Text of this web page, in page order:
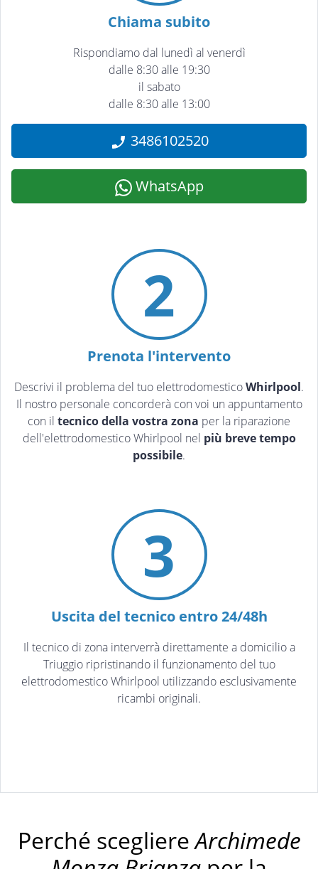
Chiama subito
Rispondiamo dal lunedì al venerdì
dalle 8:30 alle 19:30
il sabato
dalle 8:30 alle 13:00
3486102520
WhatsApp
2
Prenota l'intervento
Descrivi il problema del tuo elettrodomesticoWhirlpool.
Il nostro personale concorderà con voi un appuntamento
con il tecnico della vostra zona per la riparazione
dell'elettrodomestico Whirlpool nel più breve tempo
possibile.
3
Uscita del tecnico entro 24/48h
Il tecnico di zona interverrà direttamente a domicilio a
Triuggio ripristinando il funzionamento del tuo
elettrodomestico Whirlpool utilizzando esclusivamente
ricambi originali.
Perché scegliereArchimede